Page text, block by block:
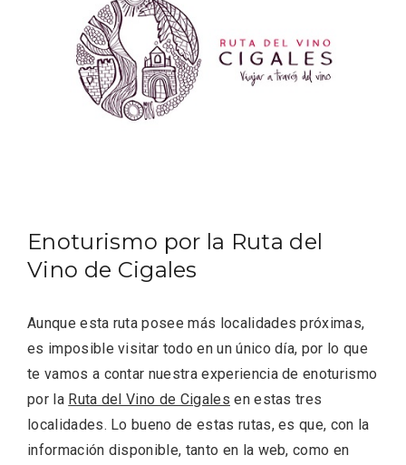
Enoturismo por la Ruta del
Vino de Cigales
Aunque esta ruta posee más localidades próximas,
es imposible visitar todo en un único día, por lo que
te vamos a contar nuestra experiencia de enoturismo
por la Ruta del Vino de Cigales en estas tres
localidades. Lo bueno de estas rutas, es que, con la
información disponible, tanto en la web, como en
Velay, una imagen renovada para el